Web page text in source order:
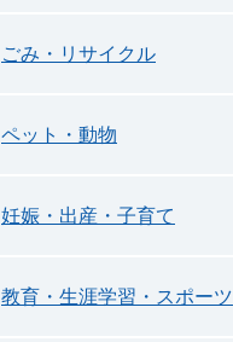
ごみ・リサイクル
ペット・動物
妊娠・出産・子育て
教育・生涯学習・スポーツ